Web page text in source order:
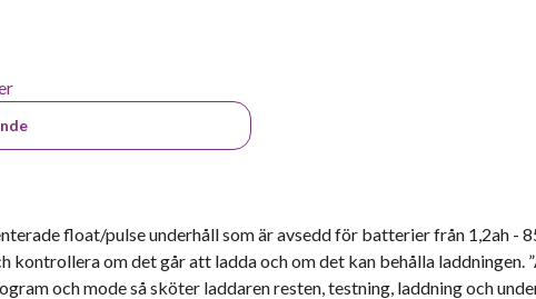
float/pulse underhåll som är avsedd för batterier från 1,2ah -
om det går att ladda och om det kan behålla laddningen.
och mode så sköter laddaren resten, testning, laddning och